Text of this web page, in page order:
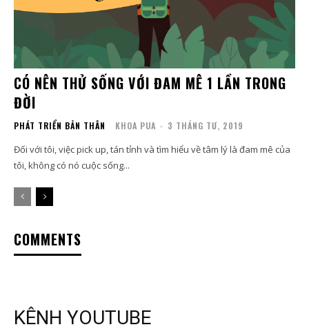
CÓ NÊN THỬ SỐNG VỚI ĐAM MÊ 1 LẦN TRONG
ĐỜI
PHÁT TRIỂN BẢN THÂN KHOA PUA - 3 THÁNG TƯ, 2019
Đối với tôi, việc pick up, tán tỉnh và tìm hiểu về tâm lý là đam mê của
tôi, không có nó cuộc sống...
COMMENTS
KÊNH YOUTUBE